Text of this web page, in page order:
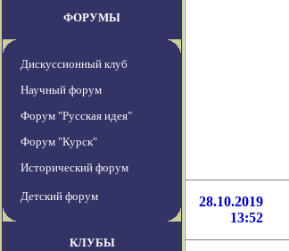
ФОРУМЫ
Дискуссионный клуб
Научный форум
Форум "Русская идея"
Форум "Курск"
Исторический форум
Детский форум
КЛУБЫ
28.10.2019
13:52